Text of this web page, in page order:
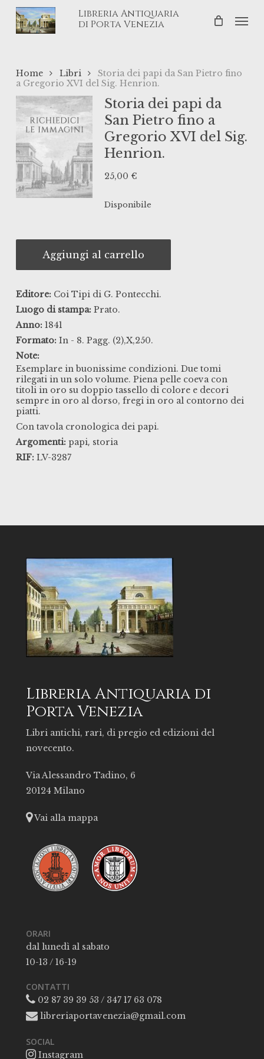
Skip
Libreria Antiquaria
di Porta Venezia
Home Libri
Storia dei papi da San Pietro fino
a Gregorio XVI del Sig. Henrion.
Storia dei papi da
San Pietro fino a
Gregorio XVI del Sig.
Henrion.
25,00 €
Disponibile
Aggiungi al carrello
Editore: Coi Tipi di G. Pontecchi.
Luogo di stampa: Prato.
Anno: 1841
Formato: In - 8. Pagg. (2),X,250.
Note:
Esemplare in buonissime condizioni. Due tomi
rilegati in un solo volume. Piena pelle coeva con
titoli in oro su doppio tassello di colore e decori
sempre in oro al dorso, fregi in oro al contorno dei
piatti.
Con tavola cronologica dei papi.
Argomenti: papi, storia
RIF: LV-3287
Libreria Antiquaria di
Porta Venezia
Libri antichi, rari, di pregio ed edizioni del
novecento.
Via Alessandro Tadino, 6
20124 Milano
Vai alla mappa
ORARI
dal lunedì al sabato
10-13 / 16-19
CONTATTI
02 87 39 39 53 / 347 17 63 078
libreriaportavenezia@gmail.com
SOCIAL
Instagram